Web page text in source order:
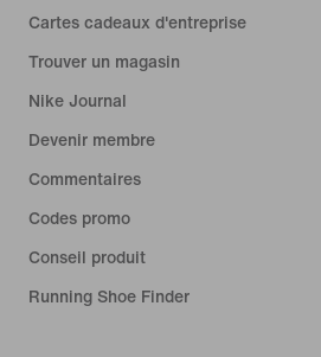
Cartes cadeaux d'entreprise
Trouver un magasin
Nike Journal
Devenir membre
Commentaires
Codes promo
Conseil produit
Running Shoe Finder